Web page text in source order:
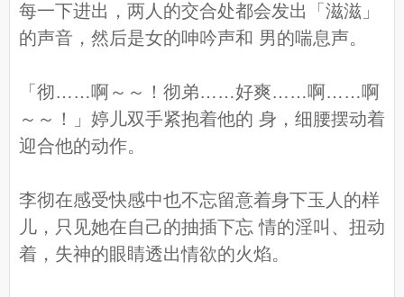
每一下进出，两人的交合处都会发出「滋滋」
的声音，然后是女的呻吟声和 男的喘息声。
「彻……啊～～！彻弟……好爽……啊……啊
～～！」婷儿双手紧抱着他的 身，细腰摆动着
迎合他的动作。
李彻在感受快感中也不忘留意着身下玉人的样
儿，只见她在自己的抽插下忘 情的淫叫、扭动
着，失神的眼睛透出情欲的火焰。